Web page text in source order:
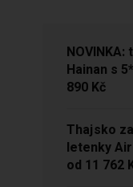
Hainan s
890 Kč
Thajsko
letenky
od 11 762